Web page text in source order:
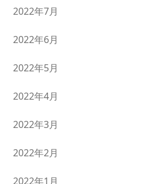
2022年7月
2022年6月
2022年5月
2022年4月
2022年3月
2022年2月
2022年1月